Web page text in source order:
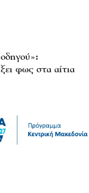
φως στα αίτια
σας σαν